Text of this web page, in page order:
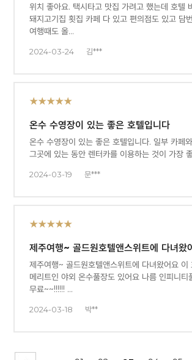
위치 좋아요. 택시타고 맛집 가려고 했는데 호텔
돼지고기집 횟집 카페 다 있고 편의점도 있고 담
여행때도 올…
2024-03-24 김***
★★★★★
온수 수영장이 있는 좋은 호텔입니다
온수 수영장이 있는 좋은 호텔입니다. 일부 카페
그곳에 있는 동안 렌터카를 이용하는 것이 가장
2024-03-19 문***
★★★★★
제주여행~ 골드원호텔앤스위트에 다녀왔
제주여행~ 골드원호텔앤스위트에 다녀왔어요 이
메리트인 야외 온수풀장도 있어요 나름 인피니티
무료~~!!!!!! …
2024-03-18 박**